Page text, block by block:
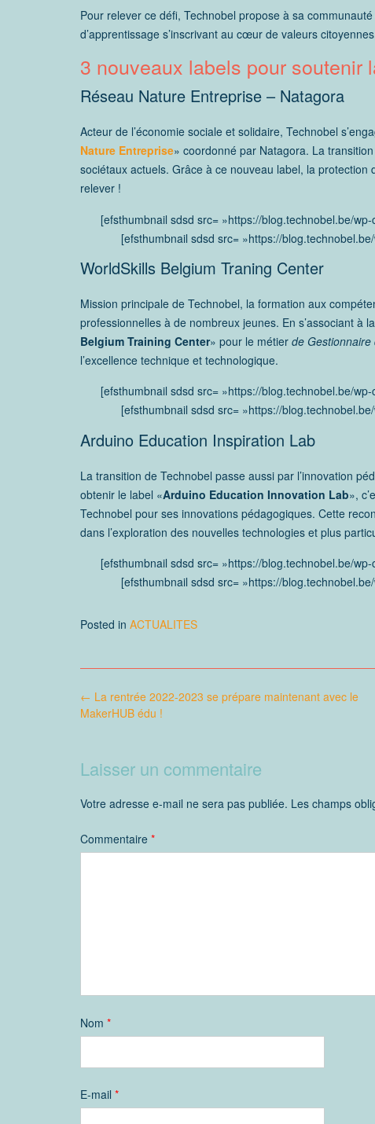
Pour relever ce défi, Technobel propose à sa
d’apprentissage s’inscrivant au cœur de valeurs
3 nouveaux labels pour soutenir
Réseau Nature Entreprise – Natagora
Acteur de l’économie sociale et solidaire, Technobel
Nature Entreprise» coordonné par Natagora. La
sociétaux actuels. Grâce à ce nouveau label, la
relever !
[efsthumbnail sdsd src= »https://
[efsthumbnail sdsd src= »https://
WorldSkills Belgium Traning Center
Mission principale de Technobel, la formation aux
professionnelles à de nombreux jeunes. En s’associant à
Belgium Training Center» pour le métier de
l’excellence technique et technologique.
[efsthumbnail sdsd src= »https://
[efsthumbnail sdsd src= »https://
Arduino Education Inspiration Lab
La transition de Technobel passe aussi par l’innovation
obtenir le label «Arduino Education Innovation Lab»,
Technobel pour ses innovations pédagogiques. Cette
dans l’exploration des nouvelles technologies et plus
[efsthumbnail sdsd src= »https://
[efsthumbnail sdsd src= »https://
Posted in ACTUALITES
Post
navigation
← La rentrée 2022-2023 se prépare maintenant avec le
MakerHUB édu !
Laisser un commentaire
Votre adresse e-mail ne sera pas publiée. Les champs
Commentaire *
Nom *
E-mail *